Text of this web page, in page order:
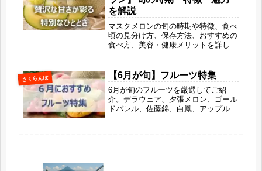
を解説
マスクメロンの旬の時期や特徴、食べ
頃の見分け方、保存方法、おすすめの
食べ方、美容・健康メリットを詳しく
紹介。芳醇な香りととろける果肉が魅
力の高級メロンを、「旬果びより」の
リサがわかりやすくご案内します。
さくらんぼ 【6月が旬】フルーツ特集
6月が旬のフルーツを厳選してご紹
介。デラウェア、夕張メロン、ゴール
ドバレル、佐藤錦、白鳳、アップルマ